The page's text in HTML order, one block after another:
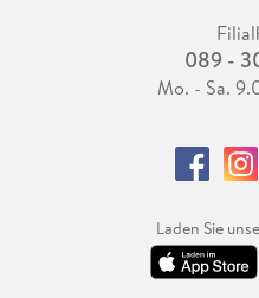
089 -
Mo. - Sa.
Laden Sie